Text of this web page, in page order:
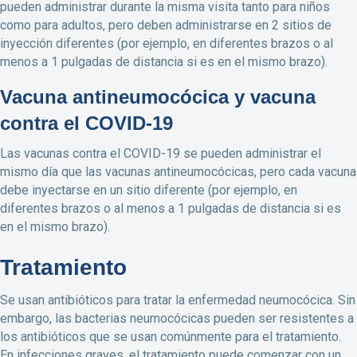
pueden administrar durante la misma visita tanto para niños
como para adultos, pero deben administrarse en 2 sitios de
inyección diferentes (por ejemplo, en diferentes brazos o al
menos a 1 pulgadas de distancia si es en el mismo brazo).
Vacuna antineumocócica y vacuna
contra el COVID-19
Las vacunas contra el COVID-19 se pueden administrar el
mismo día que las vacunas antineumocócicas, pero cada vacuna
debe inyectarse en un sitio diferente (por ejemplo, en
diferentes brazos o al menos a 1 pulgadas de distancia si es
en el mismo brazo).
Tratamiento
Se usan antibióticos para tratar la enfermedad neumocócica. Sin
embargo, las bacterias neumocócicas pueden ser resistentes a
los antibióticos que se usan comúnmente para el tratamiento.